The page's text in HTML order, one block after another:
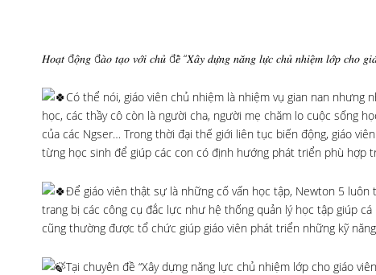
𝐻𝑜𝑎̣𝑡 đ𝑜̣̂𝑛𝑔 đ𝑎̀𝑜 𝑡𝑎̣𝑜 𝑣𝑜̛́𝑖 𝑐ℎ𝑢̉ đ𝑒̂̀ “𝑋𝑎̂𝑦 𝑑𝑢̛̣𝑛𝑔 𝑛𝑎̆𝑛𝑔 𝑙𝑢̛̣𝑐 𝑐ℎ𝑢̉ 𝑛ℎ𝑖𝑒̣̂𝑚 𝑙𝑜̛́𝑝 𝑐ℎ𝑜
Có thể nói, giáo viên chủ nhiệm là nhiệm vụ gian nan nhưng
học, các thầy cô còn là người cha, người mẹ chăm lo cuộc sống
của các Ngser… Trong thời đại thế giới liên tục biến động, giáo
từng học sinh để giúp các con có định hướng phát triển phù hợp
Để giáo viên thật sự là những cố vấn học tập, Newton 5 luôn
trang bị các công cụ đắc lực như hệ thống quản lý học tập giúp
cũng thường được tổ chức giúp giáo viên phát triển những kỹ
Tại chuyên đề “Xây dựng năng lực chủ nhiệm lớp cho giáo